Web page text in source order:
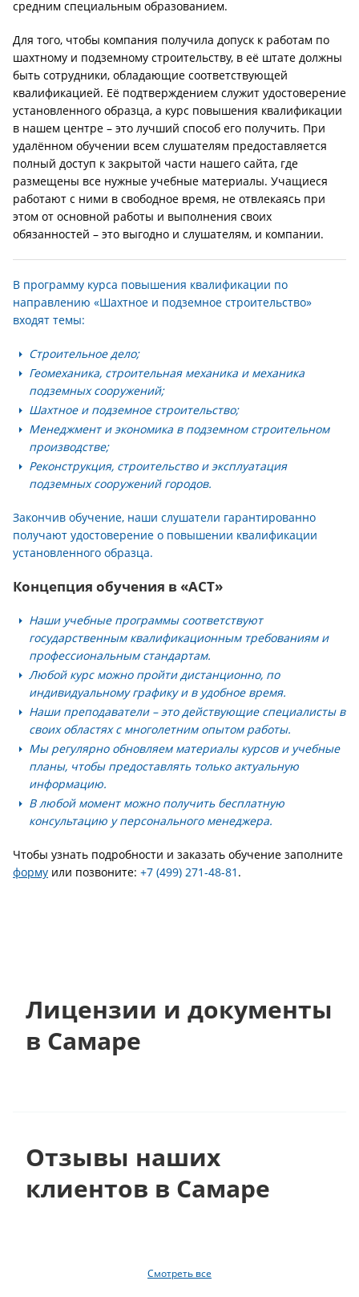
средним специальным образованием.
Для того, чтобы компания получила допуск к работам по
шахтному и подземному строительству, в её штате должны
быть сотрудники, обладающие соответствующей
квалификацией. Её подтверждением служит удостоверение
установленного образца, а курс повышения квалификации
в нашем центре – это лучший способ его получить. При
удалённом обучении всем слушателям предоставляется
полный доступ к закрытой части нашего сайта, где
размещены все нужные учебные материалы. Учащиеся
работают с ними в свободное время, не отвлекаясь при
этом от основной работы и выполнения своих
обязанностей – это выгодно и слушателям, и компании.
В программу курса повышения квалификации по
направлению «Шахтное и подземное строительство»
входят темы:
Строительное дело;
Геомеханика, строительная механика и механика
подземных сооружений;
Шахтное и подземное строительство;
Менеджмент и экономика в подземном строительном
производстве;
Реконструкция, строительство и эксплуатация
подземных сооружений городов.
Закончив обучение, наши слушатели гарантированно
получают удостоверение о повышении квалификации
установленного образца.
Концепция обучения в «АСТ»
Наши учебные программы соответствуют
государственным квалификационным требованиям и
профессиональным стандартам.
Любой курс можно пройти дистанционно, по
индивидуальному графику и в удобное время.
Наши преподаватели – это действующие специалисты в
своих областях с многолетним опытом работы.
Мы регулярно обновляем материалы курсов и учебные
планы, чтобы предоставлять только актуальную
информацию.
В любой момент можно получить бесплатную
консультацию у персонального менеджера.
Чтобы узнать подробности и заказать обучение заполните
форму или позвоните: +7 (499) 271-48-81 .
Лицензии и документы
в Самаре
Отзывы наших
клиентов в Самаре
Смотреть все